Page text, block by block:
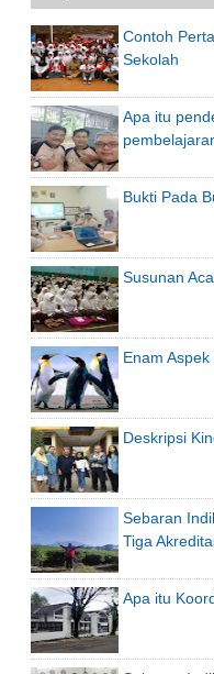
Contoh
Sekolah
Apa itu
Bukti Pada
Susunan
Enam
Deskripsi
Sebaran
Tiga
Apa itu